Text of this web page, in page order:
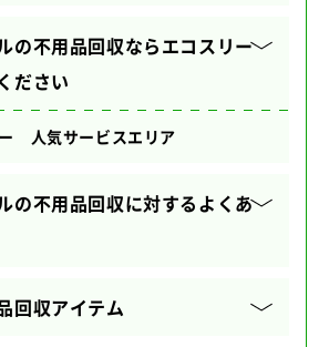
の不用品回収ならエコスリー
ださい
人気サービスエリア
の不用品回収に対するよくあ
回収アイテム